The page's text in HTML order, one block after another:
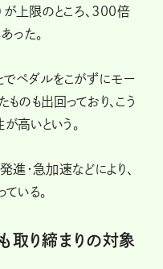
が上限のところ、300倍
った。
でペダルをこがずにモー
のも出回っており、こう
高いという。
進・急加速などにより、
いる。
取り締まりの対象